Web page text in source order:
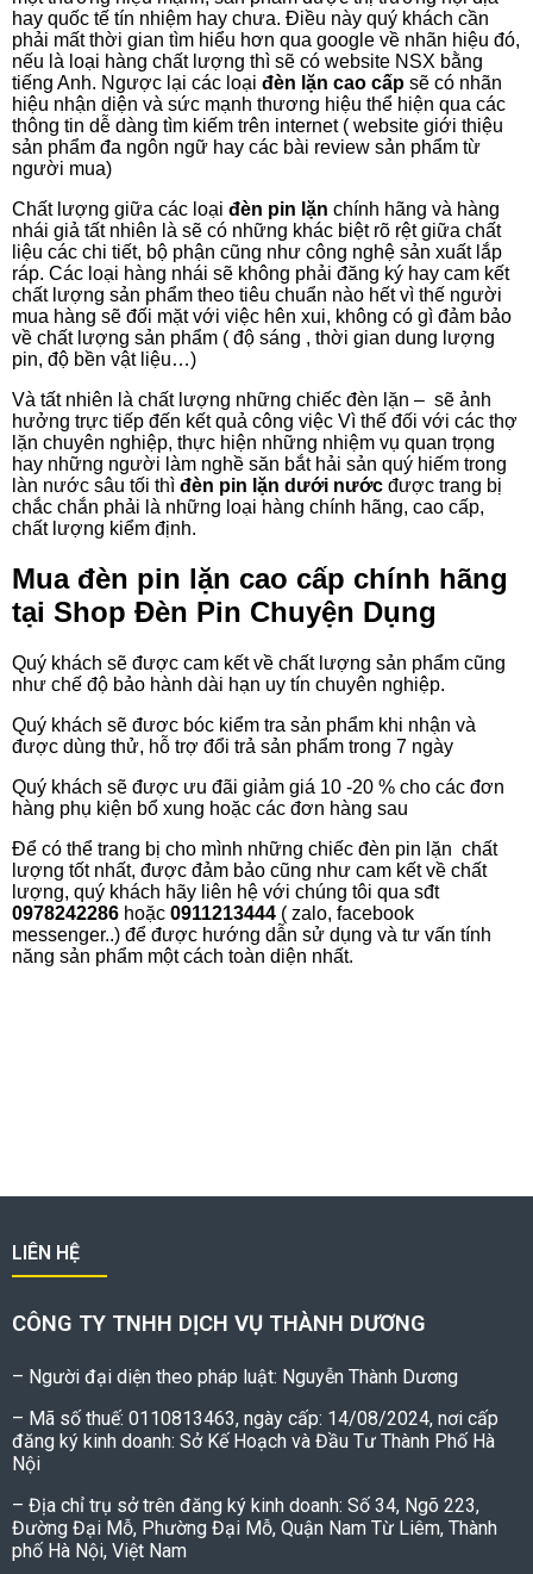
hay quốc tế tín nhiệm hay chưa. Điều này quý khách cần
phải mất thời gian tìm hiểu hơn qua google về nhãn hiệu đó,
nếu là loại hàng chất lượng thì sẽ có website NSX bằng
tiếng Anh. Ngược lại các loại đèn lặn cao cấp sẽ có nhãn
hiệu nhận diện và sức mạnh thương hiệu thể hiện qua các
thông tin dễ dàng tìm kiếm trên internet ( website giới thiệu
sản phẩm đa ngôn ngữ hay các bài review sản phẩm từ
người mua)
Chất lượng giữa các loại đèn pin lặn chính hãng và hàng
nhái giả tất nhiên là sẽ có những khác biệt rõ rệt giữa chất
liệu các chi tiết, bộ phận cũng như công nghệ sản xuất lắp
ráp. Các loại hàng nhái sẽ không phải đăng ký hay cam kết
chất lượng sản phẩm theo tiêu chuẩn nào hết vì thế người
mua hàng sẽ đối mặt với việc hên xui, không có gì đảm bảo
về chất lượng sản phẩm ( độ sáng , thời gian dung lượng
pin, độ bền vật liệu…)
Và tất nhiên là chất lượng những chiếc đèn lặn – sẽ ảnh
hưởng trực tiếp đến kết quả công việc Vì thế đối với các thợ
lặn chuyên nghiệp, thực hiện những nhiệm vụ quan trọng
hay những người làm nghề săn bắt hải sản quý hiếm trong
làn nước sâu tối thì đèn pin lặn dưới nước được trang bị
chắc chắn phải là những loại hàng chính hãng, cao cấp,
chất lượng kiểm định.
Mua đèn pin lặn cao cấp chính hãng
tại Shop Đèn Pin Chuyện Dụng
Quý khách sẽ được cam kết về chất lượng sản phẩm cũng
như chế độ bảo hành dài hạn uy tín chuyên nghiệp.
Quý khách sẽ đươc bóc kiểm tra sản phẩm khi nhận và
được dùng thử, hỗ trợ đổi trả sản phẩm trong 7 ngày
Quý khách sẽ được ưu đãi giảm giá 10 -20 % cho các đơn
hàng phụ kiện bổ xung hoặc các đơn hàng sau
Để có thể trang bị cho mình những chiếc đèn pin lặn chất
lượng tốt nhất, được đảm bảo cũng như cam kết về chất
lượng, quý khách hãy liên hệ với chúng tôi qua sđt
0978242286 hoặc 0911213444 ( zalo, facebook
messenger..) để được hướng dẫn sử dụng và tư vấn tính
năng sản phẩm một cách toàn diện nhất.
LIÊN HỆ
CÔNG TY TNHH DỊCH VỤ THÀNH DƯƠNG
– Người đại diện theo pháp luật: Nguyễn Thành Dương
– Mã số thuế: 0110813463, ngày cấp: 14/08/2024, nơi cấp
đăng ký kinh doanh: Sở Kế Hoạch và Đầu Tư Thành Phố Hà
Nội
– Địa chỉ trụ sở trên đăng ký kinh doanh: Số 34, Ngõ 223,
Đường Đại Mỗ, Phường Đại Mỗ, Quận Nam Từ Liêm, Thành
phố Hà Nội, Việt Nam